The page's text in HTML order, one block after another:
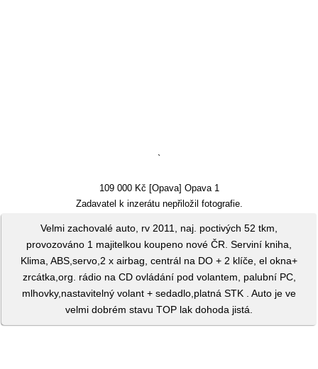
`
109 000 Kč [Opava] Opava 1
Zadavatel k inzerátu nepřiložil fotografie.
Velmi zachovalé auto, rv 2011, naj. poctivých 52 tkm,
provozováno 1 majitelkou koupeno nové ČR. Serviní kniha,
Klima, ABS,servo,2 x airbag, centrál na DO + 2 klíče, el okna+
zrcátka,org. rádio na CD ovládání pod volantem, palubní PC,
mlhovky,nastavitelný volant + sedadlo,platná STK . Auto je ve
velmi dobrém stavu TOP lak dohoda jistá.